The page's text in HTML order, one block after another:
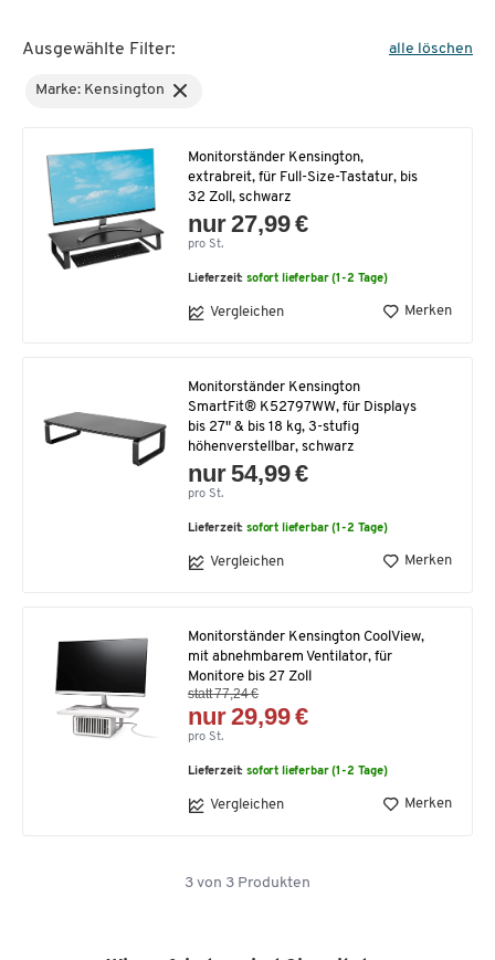
Ausgewählte Filter: alle löschen
Marke: Kensington
Monitorständer Kensington,
extrabreit, für Full-Size-Tastatur, bis
32 Zoll, schwarz
nur 27,99 €
pro St.
Lieferzeit:sofort lieferbar (1-2 Tage)
Vergleichen Merken
Monitorständer Kensington
SmartFit® K52797WW, für Displays
bis 27" & bis 18 kg, 3-stufig
höhenverstellbar, schwarz
nur 54,99 €
pro St.
Lieferzeit:sofort lieferbar (1-2 Tage)
Vergleichen Merken
Monitorständer Kensington CoolView,
mit abnehmbarem Ventilator, für
Monitore bis 27 Zoll
statt 77,24 €
nur 29,99 €
pro St.
Lieferzeit:sofort lieferbar (1-2 Tage)
Vergleichen Merken
3 von 3 Produkten